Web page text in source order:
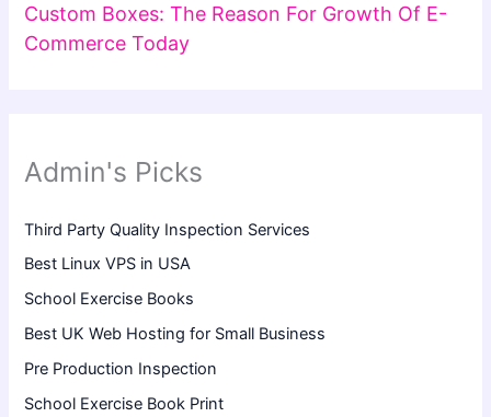
Custom Boxes: The Reason For Growth Of E-
Commerce Today
Admin's Picks
Third Party Quality Inspection Services
Best Linux VPS in USA
School Exercise Books
Best UK Web Hosting for Small Business
Pre Production Inspection
School Exercise Book Print